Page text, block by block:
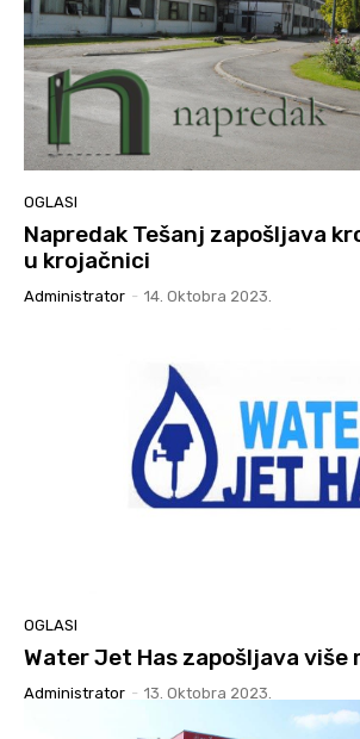
OGLASI
Napredak Tešanj zapošljava
u krojačnici
Administrator - 14. Oktobra 2023.
OGLASI
Water Jet Has zapošljava više
Administrator - 13. Oktobra 2023.